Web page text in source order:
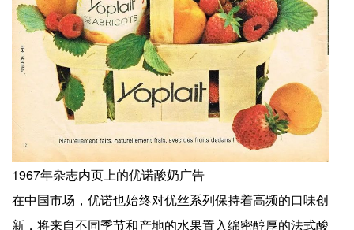
1967年杂志内页上的优诺酸奶广告
在中国市场，优诺也始终对优丝系列保持着高频的口味创
新，将来自不同季节和产地的水果置入绵密醇厚的法式酸